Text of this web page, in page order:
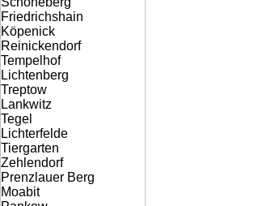
Friedrichshain
Köpenick
Reinickendorf
Tempelhof
Lichtenberg
Treptow
Lankwitz
Tegel
Lichterfelde
Tiergarten
Zehlendorf
Prenzlauer Berg
Moabit